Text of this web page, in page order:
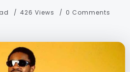
426 Views 0 Comments